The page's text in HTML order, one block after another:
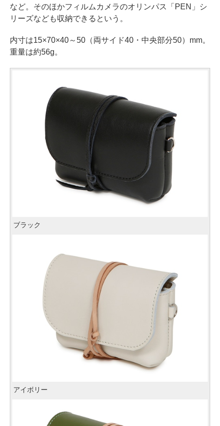
など。そのほかフィルムカメラのオリンパス「PEN」シ
リーズなども収納できるという。
内寸は15×70×40～50（両サイド40・中央部分50）mm。
重量は約56g。
ブラック
アイボリー